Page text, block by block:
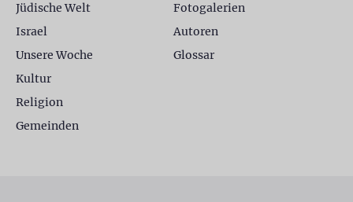
Jüdische Welt
Israel
Unsere Woche
Kultur
Religion
Gemeinden
Fotogalerien
Autoren
Glossar